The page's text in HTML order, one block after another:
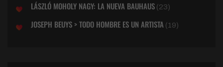
LÁSZLÓ MOHOLY NAGY: LA NUEVA BAUHAUS (23)
JOSEPH BEUYS > TODO HOMBRE ES UN ARTISTA (19)